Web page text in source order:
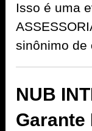
Isso é uma
sinônimo de
NUB
Garante